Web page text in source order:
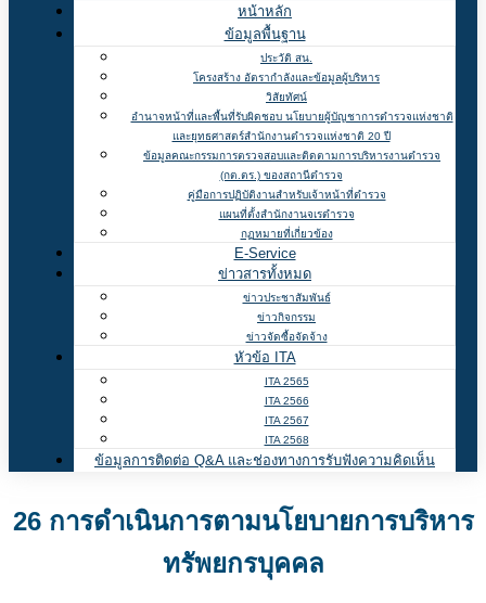
หน้าหลัก
ข้อมูลพื้นฐาน
ประวัติ สน.
โครงสร้าง อัตรากำลังและข้อมูลผู้บริหาร
วิสัยทัศน์
อำนาจหน้าที่และพื้นที่รับผิดชอบ นโยบายผู้บัญชาการตำรวจแห่งชาติ
และยุทธศาสตร์สำนักงานตำรวจแห่งชาติ 20 ปี
ข้อมูลคณะกรรมการตรวจสอบและติดตามการบริหารงานตำรวจ
(กต.ตร.) ของสถานีตำรวจ
คู่มือการปฏิบัติงานสำหรับเจ้าหน้าที่ตำรวจ
แผนที่ตั้งสำนักงานจเรตำรวจ
กฏหมายที่เกี่ยวข้อง
E-Service
ข่าวสารทั้งหมด
ข่าวประชาสัมพันธ์
ข่าวกิจกรรม
ข่าวจัดซื้อจัดจ้าง
หัวข้อ ITA
ITA 2565
ITA 2566
ITA 2567
ITA 2568
ข้อมูลการติดต่อ Q&A และช่องทางการรับฟังความคิดเห็น
26 การดำเนินการตามนโยบายการบริหาร
ทรัพยกรบุคคล